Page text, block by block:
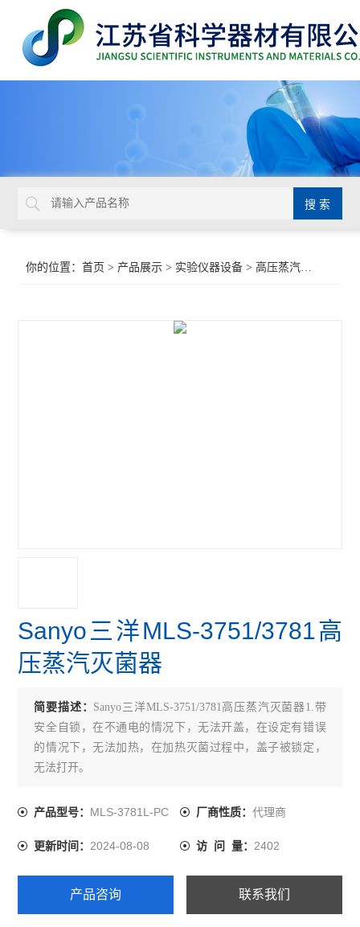
你的位置：首页 > 产品展示 > 实验仪器设备 > 高压蒸汽灭菌器
Sanyo三洋MLS-3751/3781高
压蒸汽灭菌器
简要描述： Sanyo三洋MLS-3751/3781高压蒸汽灭菌器1.带
安全自锁，在不通电的情况下，无法开盖，在设定有错误
的情况下，无法加热，在加热灭菌过程中，盖子被锁定，
无法打开。
产品型号： MLS-3781L-PC 厂商性质： 代理商
更新时间：2024-08-08 访 问 量： 2402
产品咨询 联系我们